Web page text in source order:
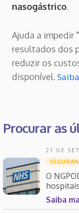
nasogástrico.
Ajuda a impedir
resultados dos
reduzir os
disponível.
Procurar as
21 DE
O
Saiba